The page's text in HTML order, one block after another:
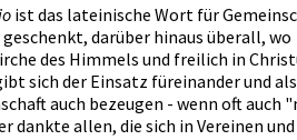
ist das lateinische Wort für
darüber hinaus überall, wo
des Himmels und freilich in
sich der Einsatz füreinander und
auch bezeugen - wenn oft auch
dankte allen, die sich in Vereinen und